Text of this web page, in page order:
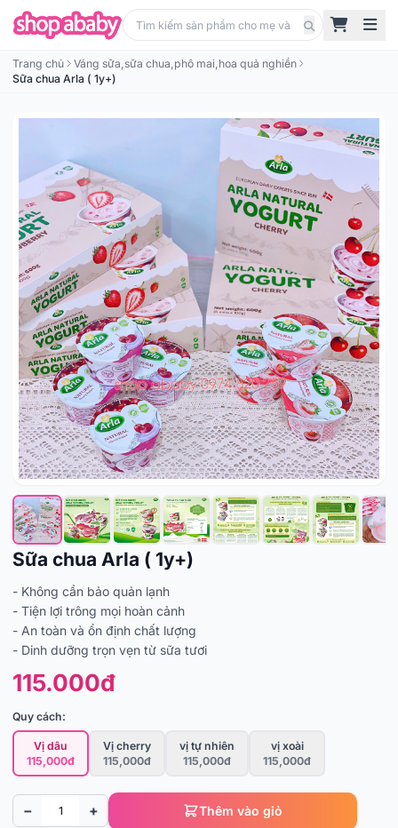
Trang chủ
Váng sữa,sữa chua,phô mai,hoa quả nghiền
Sữa chua Arla ( 1y+)
Sữa chua Arla ( 1y+)
- Không cần bảo quản lạnh
- Tiện lợi trông mọi hoàn cảnh
- An toàn và ổn định chất lượng
- Dinh dưỡng trọn vẹn từ sữa tươi
115.000đ
Quy cách:
Vị dâu
115,000đ
Vị cherry
115,000đ
vị tự nhiên
115,000đ
vị xoài
115,000đ
− + Thêm vào giỏ